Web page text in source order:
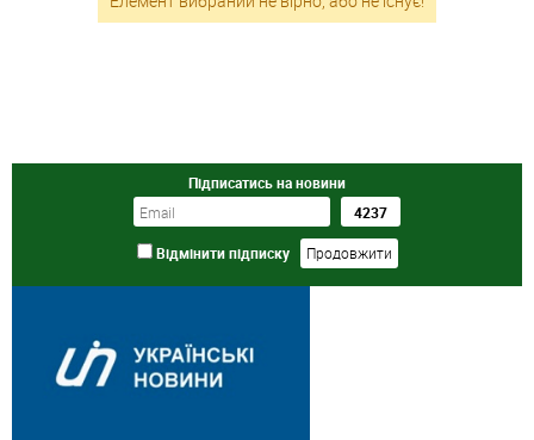
Підписатись на новини
Відмінити підписку